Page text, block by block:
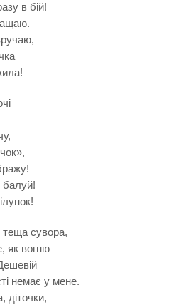
в бій!
сувора,
як вогню
немає у мене.
діточки,